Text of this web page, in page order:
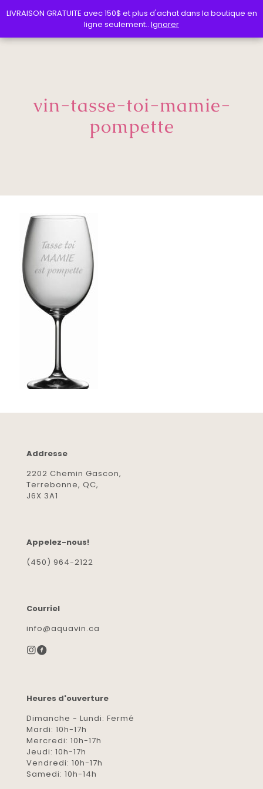
vin-tasse-toi-mamie-
pompette
Addresse
2202 Chemin Gascon,
Terrebonne, QC,
J6X 3A1
Appelez-nous!
(450) 964-2122
Courriel
info@aquavin.ca
Heures d'ouverture
Dimanche - Lundi: Fermé
Mardi: 10h-17h
Mercredi: 10h-17h
Jeudi: 10h-17h
Vendredi: 10h-17h
Samedi: 10h-14h
LIVRAISON GRATUITE avec 150$ et plus d'achat dans la boutique en
ligne seulement.. Ignorer
LIVRAISON GRATUITE avec 150$ et plus d'achat dans la boutique en
ligne seulement.. Ignorer